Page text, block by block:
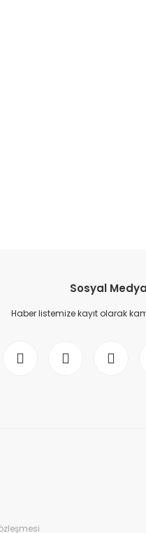
Sosyal
Haber listemize kayıt olarak